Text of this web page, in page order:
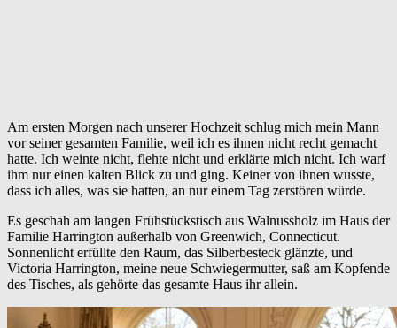
Am ersten Morgen nach unserer Hochzeit schlug mich mein Mann
vor seiner gesamten Familie, weil ich es ihnen nicht recht gemacht
hatte. Ich weinte nicht, flehte nicht und erklärte mich nicht. Ich warf
ihm nur einen kalten Blick zu und ging. Keiner von ihnen wusste,
dass ich alles, was sie hatten, an nur einem Tag zerstören würde.
Es geschah am langen Frühstückstisch aus Walnussholz im Haus der
Familie Harrington außerhalb von Greenwich, Connecticut.
Sonnenlicht erfüllte den Raum, das Silberbesteck glänzte, und
Victoria Harrington, meine neue Schwiegermutter, saß am Kopfende
des Tisches, als gehörte das gesamte Haus ihr allein.